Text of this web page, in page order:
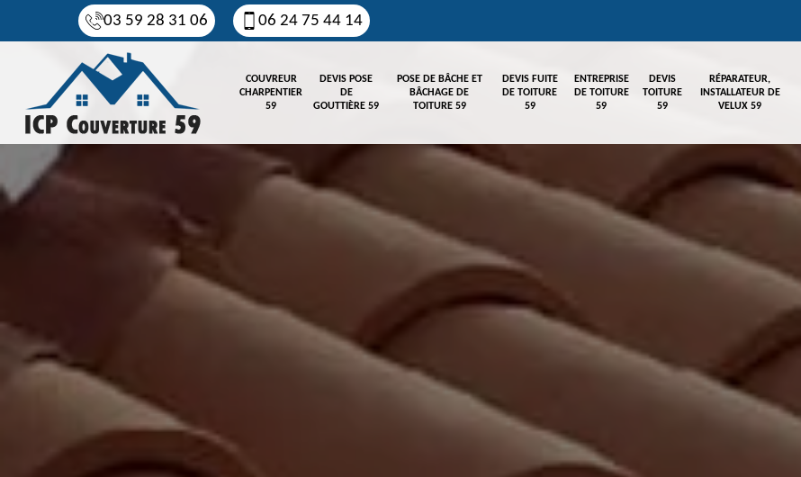
03 59 28 31 06 06 24 75 44 14
COUVREUR
CHARPENTIER
59
DEVIS POSE
DE
GOUTTIÈRE 59
POSE DE BÂCHE ET
BÂCHAGE DE
TOITURE 59
DEVIS FUITE
DE TOITURE
59
ENTREPRISE
DE TOITURE
59
DEVIS
TOITURE
59
RÉPARATEUR,
INSTALLATEUR DE
VELUX 59